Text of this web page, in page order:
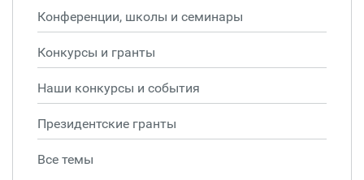
Конференции, школы и семинары
Конкурсы и гранты
Наши конкурсы и события
Президентские гранты
Все темы